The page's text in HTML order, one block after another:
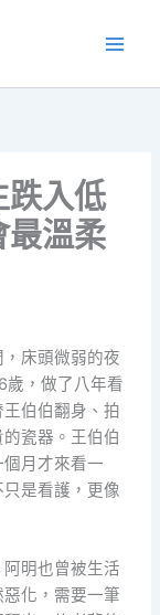
跌入低
最溫柔
床頭微弱的夜
歲，做了八年看
伯伯翻身、拍
瓷器。王伯伯
月才來看一
是看護，更像
明也曾被生活
化，需要一筆